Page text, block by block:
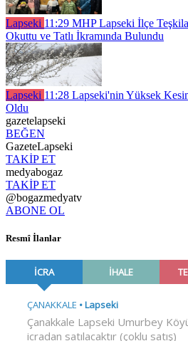
Lapseki 11:29 MHP Lapseki İlçe
Okuttu ve Tatlı İkramında Bulundu
Lapseki 11:28 Lapseki'nin Yüksek
Oldu
gazetelapseki
BEĞEN
GazeteLapseki
TAKİP ET
medyabogaz
TAKİP ET
@bogazmedyatv
ABONE OL
Resmî İlanlar